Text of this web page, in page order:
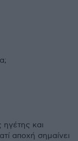
και
αποχή σημαίνει